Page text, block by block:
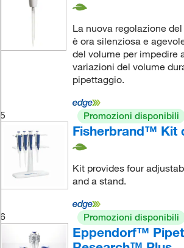
La nuova regolazione
è ora silenziosa e
del volume per impedire
variazioni del volume
pipettaggio.
5 Promozioni disponibili
Fisherbrand™ Kit
Kit provides four
and a stand.
6 Promozioni disponibili
Eppendorf™